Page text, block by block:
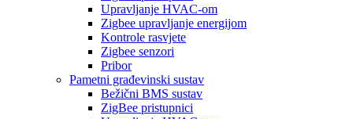
Upravljanje HVAC-om
Zigbee upravljanje energijom
Kontrole rasvjete
Zigbee senzori
Pribor
Pametni građevinski sustav
Bežični BMS sustav
ZigBee pristupnici